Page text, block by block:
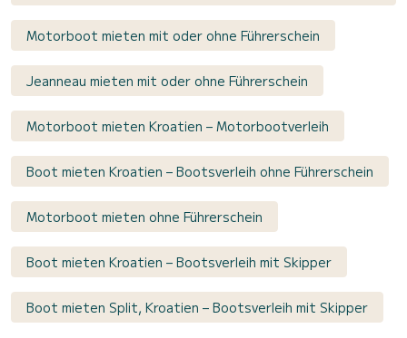
Motorboot mieten mit oder ohne Führerschein
Jeanneau mieten mit oder ohne Führerschein
Motorboot mieten Kroatien – Motorbootverleih
Boot mieten Kroatien – Bootsverleih ohne Führerschein
Motorboot mieten ohne Führerschein
Boot mieten Kroatien – Bootsverleih mit Skipper
Boot mieten Split, Kroatien – Bootsverleih mit Skipper